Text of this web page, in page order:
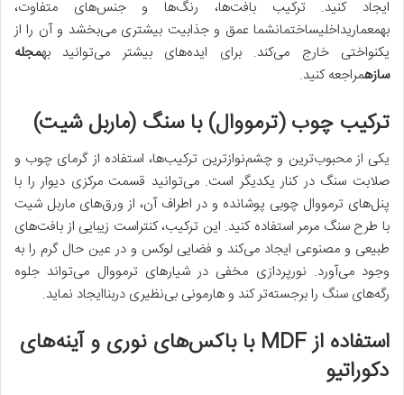
ایجاد کنید. ترکیب بافت‌ها، رنگ‌ها و جنس‌های متفاوت،
بهمعماریداخلیساختمانشما عمق و جذابیت بیشتری می‌بخشد و آن را از
یکنواختی خارج می‌کند. برای ایده‌های بیشتر می‌توانید بهمجله
سازهمراجعه کنید.
ترکیب چوب (ترمووال) با سنگ (ماربل شیت)
یکی از محبوب‌ترین و چشم‌نوازترین ترکیب‌ها، استفاده از گرمای چوب و
صلابت سنگ در کنار یکدیگر است. می‌توانید قسمت مرکزی دیوار را با
پنل‌های ترمووال چوبی پوشانده و در اطراف آن، از ورق‌های ماربل شیت
با طرح سنگ مرمر استفاده کنید. این ترکیب، کنتراست زیبایی از بافت‌های
طبیعی و مصنوعی ایجاد می‌کند و فضایی لوکس و در عین حال گرم را به
وجود می‌آورد. نورپردازی مخفی در شیارهای ترمووال می‌تواند جلوه
رگه‌های سنگ را برجسته‌تر کند و هارمونی بی‌نظیری دربناایجاد نماید.
استفاده از MDF با باکس‌های نوری و آینه‌های
دکوراتیو